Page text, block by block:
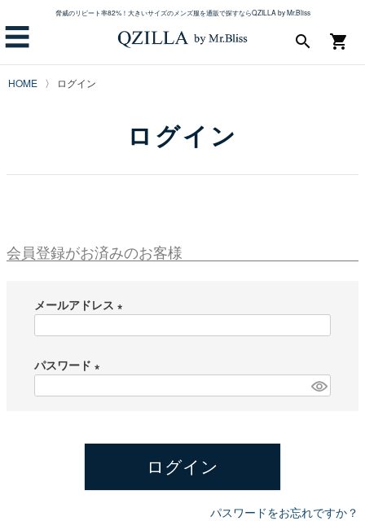
脅威のリピート率82%！大きいサイズのメンズ服を通販で探すならQZILLA by Mr.Bliss
☰ shopping_cart
search
HOME ログイン
ログイン
会員登録がお済みのお客様
メールアドレス
パスワード
)
ログイン
パスワードをお忘れですか？